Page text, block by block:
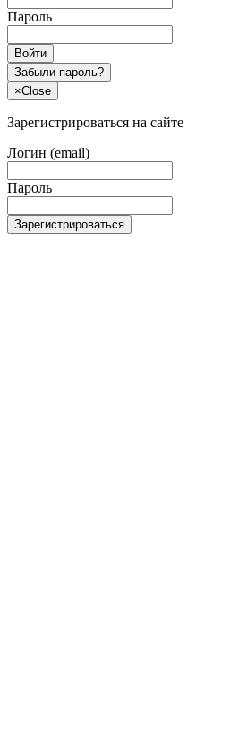
Пароль
Войти
Забыли пароль?
×Close
Зарегистрироваться на сайте
Логин (email)
Пароль
Зарегистрироваться